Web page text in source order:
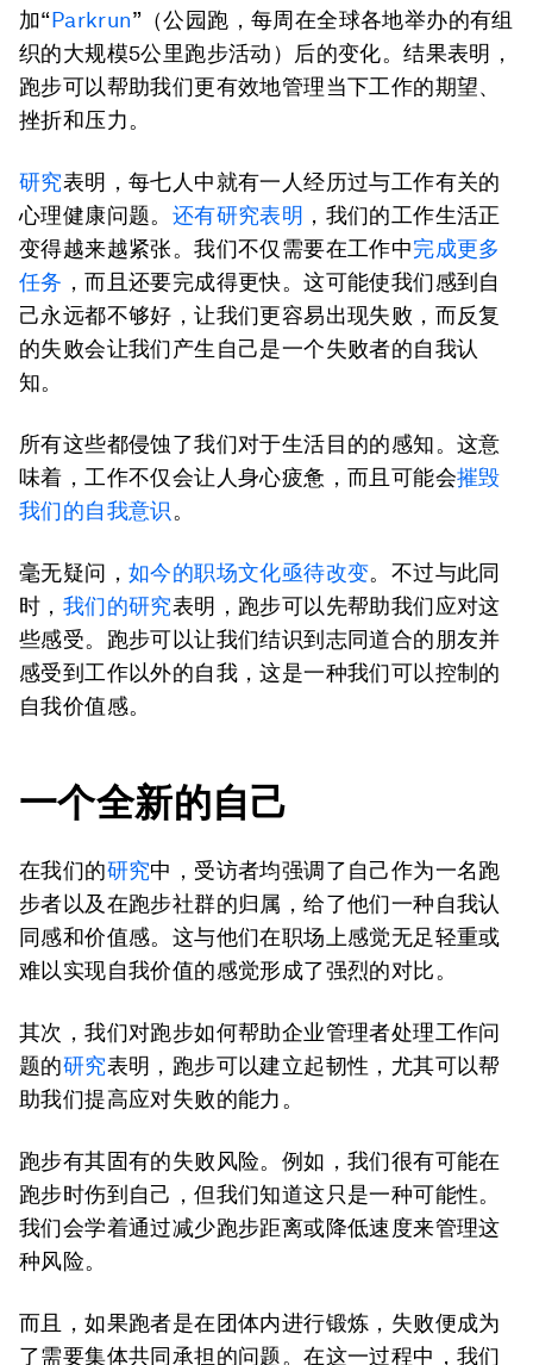
加“Parkrun”（公园跑，每周在全球各地举办的有组
织的大规模5公里跑步活动）后的变化。结果表明，
跑步可以帮助我们更有效地管理当下工作的期望、
挫折和压力。
研究表明，每七人中就有一人经历过与工作有关的
心理健康问题。 还有研究表明 ，我们的工作生活正
变得越来越紧张。我们不仅需要在工作中完成更多
任务 ，而且还要完成得更快。这可能使我们感到自
己永远都不够好，让我们更容易出现失败，而反复
的失败会让我们产生自己是一个失败者的自我认
知。
所有这些都侵蚀了我们对于生活目的的感知。这意
味着，工作不仅会让人身心疲惫，而且可能会摧毁
我们的自我意识 。
毫无疑问， 如今的职场文化亟待改变。不过与此同
时， 我们的研究表明，跑步可以先帮助我们应对这
些感受。跑步可以让我们结识到志同道合的朋友并
感受到工作以外的自我，这是一种我们可以控制的
自我价值感。
一个全新的自己
在我们的研究中，受访者均强调了自己作为一名跑
步者以及在跑步社群的归属，给了他们一种自我认
同感和价值感。这与他们在职场上感觉无足轻重或
难以实现自我价值的感觉形成了强烈的对比。
其次，我们对跑步如何帮助企业管理者处理工作问
题的研究表明，跑步可以建立起韧性，尤其可以帮
助我们提高应对失败的能力。
跑步有其固有的失败风险。例如，我们很有可能在
跑步时伤到自己，但我们知道这只是一种可能性。
我们会学着通过减少跑步距离或降低速度来管理这
种风险。
而且，如果跑者是在团体内进行锻炼，失败便成为
了需要集体共同承担的问题。在这一过程中，我们